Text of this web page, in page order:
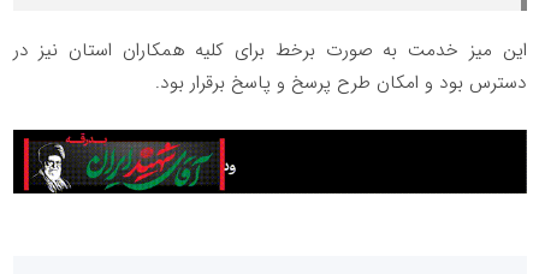
این میز خدمت به صورت برخط برای کلیه همکاران استان نیز در
دسترس بود و امکان طرح پرسخ و پاسخ برقرار بود.